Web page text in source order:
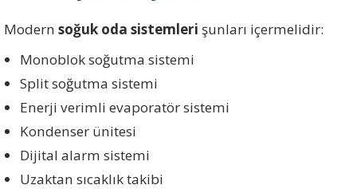
Modern soğuk oda sistemleri şunları içermelidir:
Monoblok soğutma sistemi
Split soğutma sistemi
Enerji verimli evaporatör sistemi
Kondenser ünitesi
Dijital alarm sistemi
Uzaktan sıcaklık takibi